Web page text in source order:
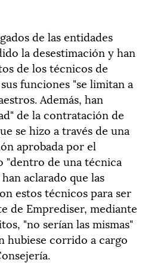
de las entidades
la desestimación y han
de los técnicos de
funciones "se limitan a
Además, han
de la contratación de
se hizo a través de una
aprobada por el
"dentro de una técnica
aclarado que las
estos técnicos para ser
de Emprediser, mediante
"no serían las mismas"
hubiese corrido a cargo